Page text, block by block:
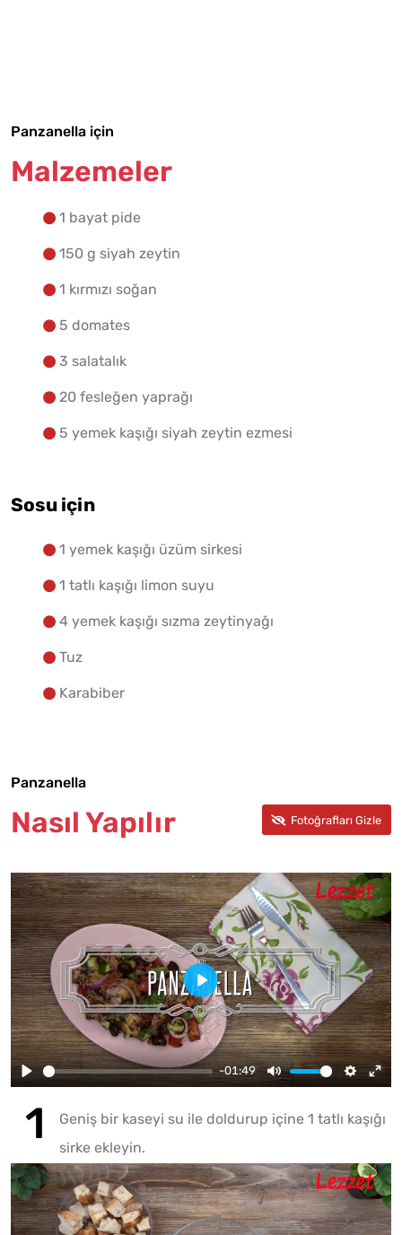
Panzanella için
Malzemeler
1 bayat pide
150 g siyah zeytin
1 kırmızı soğan
5 domates
3 salatalık
20 fesleğen yaprağı
5 yemek kaşığı siyah zeytin ezmesi
Sosu için
1 yemek kaşığı üzüm sirkesi
1 tatlı kaşığı limon suyu
4 yemek kaşığı sızma zeytinyağı
Tuz
Karabiber
Panzanella
Nasıl Yapılır
-01:49
Geniş bir kaseyi su ile doldurup içine 1 tatlı kaşığı
sirke ekleyin.